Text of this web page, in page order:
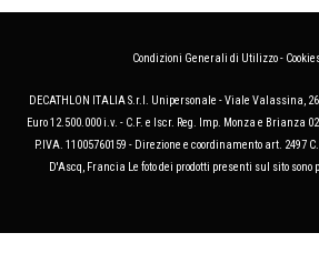
Condizioni Generali di Utilizzo-
DECATHLON ITALIA S.r.l. Unipersonale - Viale Valassina,
Euro 12.500.000 i.v. - C.F. e Iscr. Reg. Imp. Monza e Brianza
P.IVA. 11005760159 - Direzione e coordinamento art. 2497
D'Ascq, Francia Le foto dei prodotti presenti sul sito